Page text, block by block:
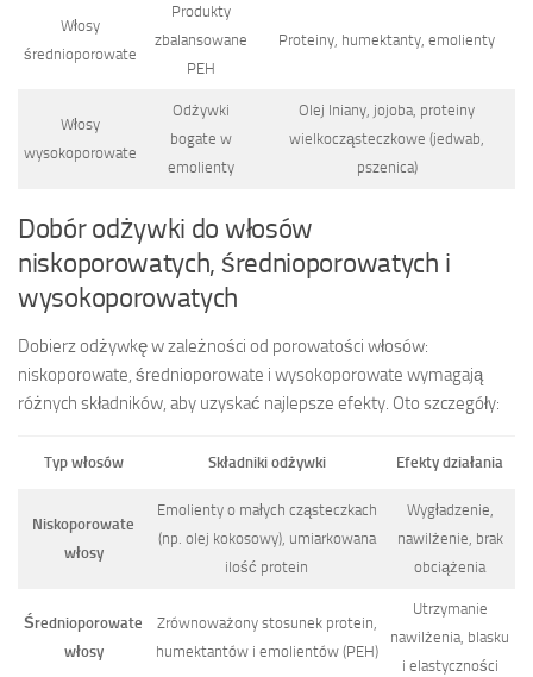
Włosy
średnioporowate
Produkty
zbalansowane
PEH
Proteiny, humektanty, emolienty
Włosy
wysokoporowate
Odżywki
bogate w
emolienty
Olej lniany, jojoba, proteiny
wielkocząsteczkowe (jedwab,
pszenica)
Dobór odżywki do włosów
niskoporowatych, średnioporowatych i
wysokoporowatych
Dobierz odżywkę w zależności od porowatości włosów:
niskoporowate, średnioporowate i wysokoporowate wymagają
różnych składników, aby uzyskać najlepsze efekty. Oto szczegóły:
Typ włosów Składniki odżywki Efekty działania
Niskoporowate
włosy
Emolienty o małych cząsteczkach
(np. olej kokosowy), umiarkowana
ilość protein
Wygładzenie,
nawilżenie, brak
obciążenia
Średnioporowate
włosy
Zrównoważony stosunek protein,
humektantów i emolientów (PEH)
Utrzymanie
nawilżenia, blasku
i elastyczności